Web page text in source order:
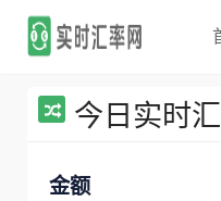
今日实时
金额